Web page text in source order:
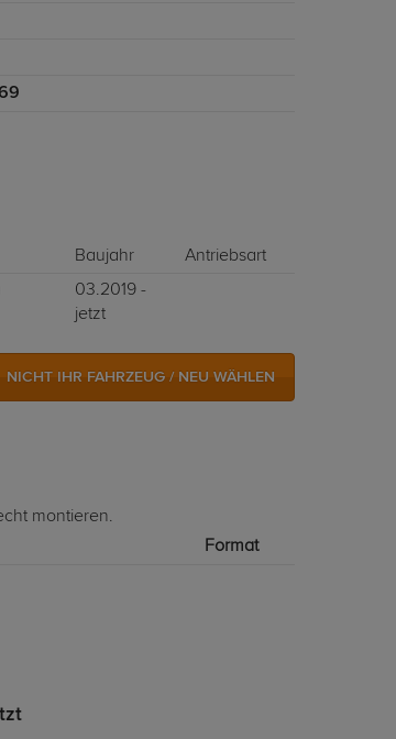
Baujahr
Antriebsart
03.2019 -
jetzt
NICHT IHR FAHRZEUG / NEU WÄHLEN
montieren.
Format